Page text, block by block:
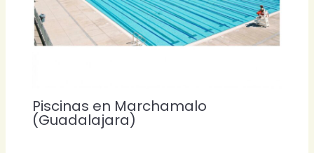
Piscinas en Marchamalo
(Guadalajara)